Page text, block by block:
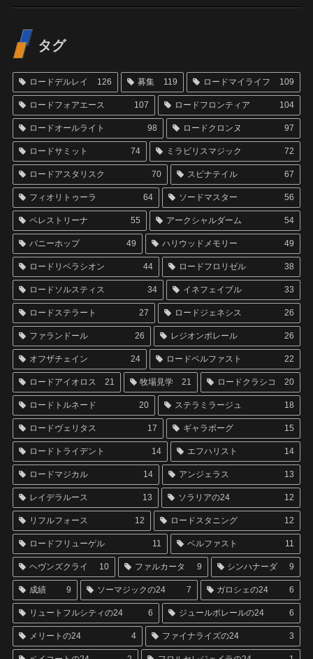
タグ
ロードデルレイ 126 募集 119 ロードマイライフ 109
ロードフォアエース 107 ロードフロンティア 104
ロードオールライト 98 ロードクロンヌ 97
ロードサミット 74 ミラビリスマジック 72
ロードアスタリスク 70 スピナテイル 67
フィオリトゥーラ 64 ソードマスター 56
ペレストリーナ 55 アークシャルダーム 54
バニーホップ 49 ハリウッドメモリー 49
ロードリベラシオン 44 ロードフロリゼル 38
ロードソルスティス 34 イネフェイブル 33
ロードステラート 27 ロードジェネシス 26
ファランドール 26 レジオンポレール 26
オフザチェイン 24 ロードベルファスト 22
ロードアイオロス 21 牧場見学 21 ロードクラシコ 20
ロードトルネード 20 ステラミラージュ 18
ロードヴェリタス 17 ギャラボーグ 15
ロードトライデント 14 エフハリスト 14
ロードマジカル 14 アンジェラス 13
レイデラルース 13 ソラリアの24 12
リフルフォース 12 ロードスタニング 12
ロードフリューゲル 11 ベルファスト 11
ヘヴンズクライ 10 ファルカータ 9 シンハナーダ 9
成績 9 ソーマジックの24 7 ガロシェの24 6
リュートフルシティの24 6 ジュールポレールの24 6
メリートの24 4 ファイナライズの24 3